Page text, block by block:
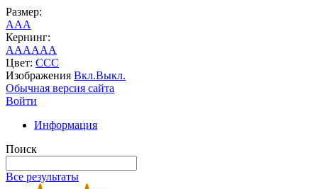
Размер:
AAA
Кернинг:
AAAAAA
Цвет: CCC
Изображения Вкл.Выкл.
Обычная версия сайта
Войти
Информация
Поиск
Все результаты